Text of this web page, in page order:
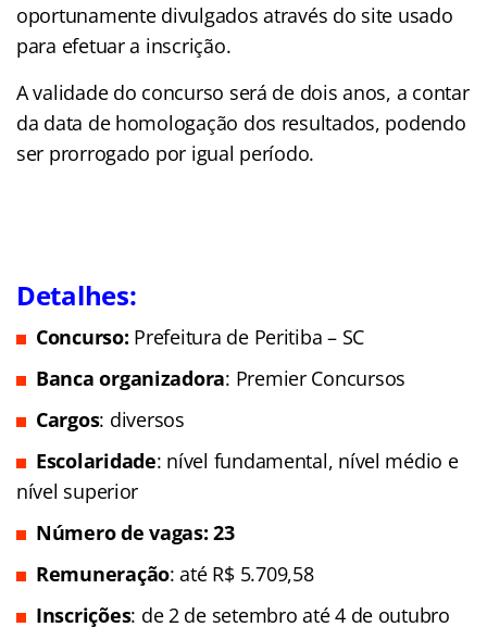
oportunamente divulgados através do site usado
para efetuar a inscrição.
A validade do concurso será de dois anos, a contar
da data de homologação dos resultados, podendo
ser prorrogado por igual período.
Detalhes:
Concurso: Prefeitura de Peritiba – SC
Banca organizadora: Premier Concursos
Cargos: diversos
Escolaridade: nível fundamental, nível médio e
nível superior
Número de vagas: 23
Remuneração: até R$ 5.709,58
Inscrições: de 2 de setembro até 4 de outubro